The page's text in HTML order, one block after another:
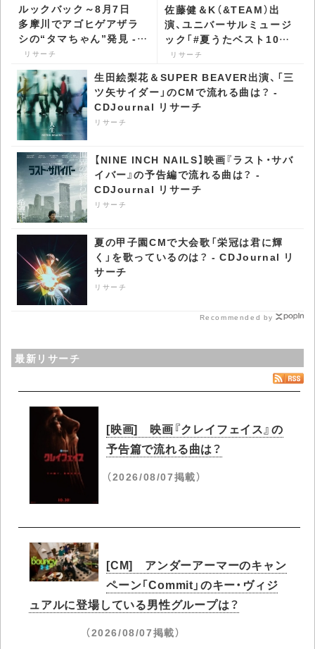
ルックバック～8月7日
多摩川でアゴヒゲアザラ
シの“タマちゃん”発見 -
CDJournal リサーチ
リサーチ
佐藤健＆K（&TEAM）出
演、ユニバーサルミュージ
ック「#夏うたベスト100」
のCM第3弾・4弾で流れる
ーチ
リサーチ
生田絵梨花＆SUPER BEAVER出演、「三
ツ矢サイダー」のCMで流れる曲は？ -
CDJournal リサーチ
リサーチ
【NINE INCH NAILS】映画『ラスト・サバ
イバー』の予告編で流れる曲は？ -
CDJournal リサーチ
リサーチ
夏の甲子園CMで大会歌「栄冠は君に輝
く」を歌っているのは？ - CDJournal リ
サーチ
リサーチ
Recommended by
最新リサーチ
[映画] 映画『クレイフェイス』の
予告篇で流れる曲は？
（2026/08/07掲載）
[CM] アンダーアーマーのキャン
ペーン「Commit」のキー・ヴィジ
ュアルに登場している男性グループは？
（2026/08/07掲載）